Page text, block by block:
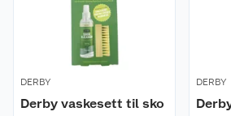
DERBY
Derby vaskesett til sko
DERBY